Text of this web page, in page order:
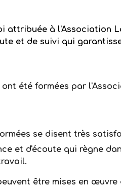
attribuée à l'Association
et de suivi qui
ont été formées par
se disent très
et d'écoute qui règne
être mises en œuvre